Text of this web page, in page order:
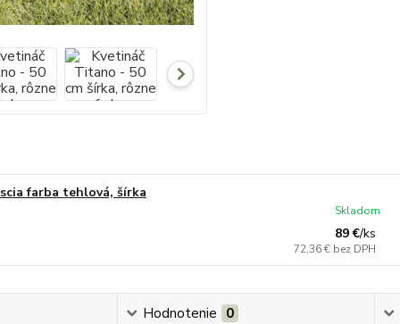
farba tehlová, šírka
89 €/ks
72,36 € bez DPH
Skladom
Hodnotenie 0